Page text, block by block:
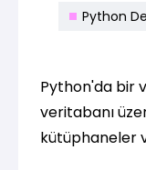
Python
Python'da bir
veritabanı
kütüphaneler